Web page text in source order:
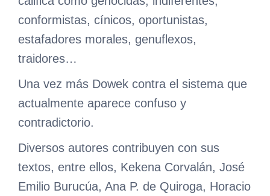
conformistas, cínicos, oportunistas,
estafadores morales, genuflexos,
traidores…
Una vez más Dowek contra el sistema que
actualmente aparece confuso y
contradictorio.
Diversos autores contribuyen con sus
textos, entre ellos, Kekena Corvalán, José
Emilio Burucúa, Ana P. de Quiroga, Horacio